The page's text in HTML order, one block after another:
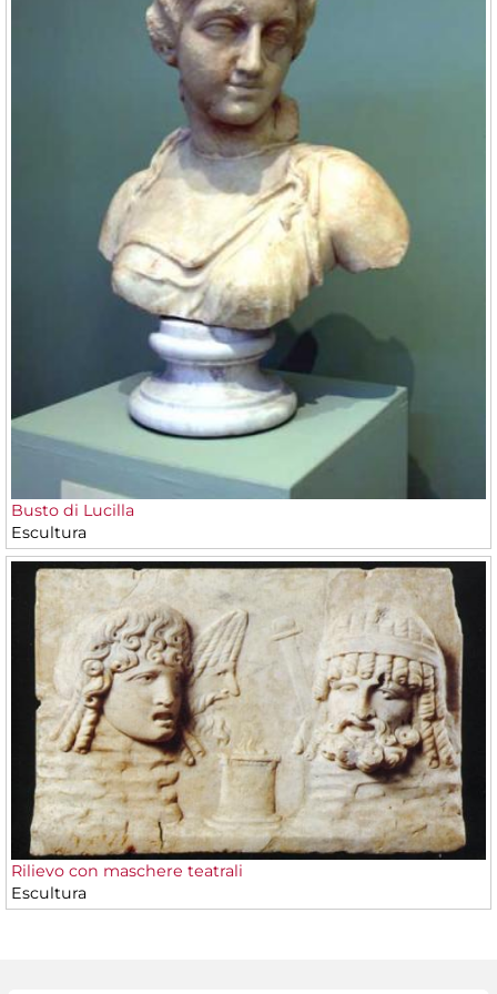
Busto di Lucilla
Escultura
Rilievo con maschere teatrali
Escultura